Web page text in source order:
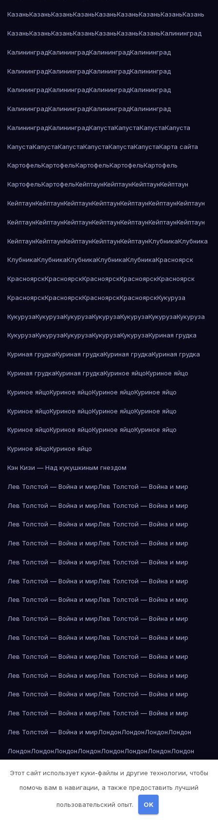
КазаньКазаньКазаньКазаньКазаньКазаньКазаньКазаньКазань
КазаньКазаньКазаньКазаньКазаньКазаньКазаньКалининград
КалининградКалининградКалининградКалининград
КалининградКалининградКалининградКалининград
КалининградКалининградКалининградКалининград
КалининградКалининградКалининградКалининград
КалининградКалининградКапустаКапустаКапустаКапуста
КапустаКапустаКапустаКапустаКапустаКапустаКарта сайта
КартофельКартофельКартофельКартофельКартофель
КартофельКартофельКейптаунКейптаунКейптаунКейптаун
КейптаунКейптаунКейптаунКейптаунКейптаунКейптаунКейптаун
КейптаунКейптаунКейптаунКейптаунКейптаунКейптаунКейптаун
КейптаунКейптаунКейптаунКейптаунКейптаунКлубникаКлубника
КлубникаКлубникаКлубникаКлубникаКлубникаКрасноярск
КрасноярскКрасноярскКрасноярскКрасноярскКрасноярск
КрасноярскКрасноярскКрасноярскКрасноярскКукуруза
КукурузаКукурузаКукурузаКукурузаКукурузаКукурузаКукуруза
КукурузаКукурузаКукурузаКукурузаКукурузаКуриная грудка
Куриная грудкаКуриная грудкаКуриная грудкаКуриная грудка
Куриная грудкаКуриная грудкаКуриное яйцоКуриное яйцо
Куриное яйцоКуриное яйцоКуриное яйцоКуриное яйцо
Куриное яйцоКуриное яйцоКуриное яйцоКуриное яйцо
Куриное яйцоКуриное яйцоКуриное яйцоКуриное яйцо
Куриное яйцоКуриное яйцо
Кэн Кизи — Над кукушкиным гнездом
Лев Толстой — Война и мирЛев Толстой — Война и мир
Лев Толстой — Война и мирЛев Толстой — Война и мир
Лев Толстой — Война и мирЛев Толстой — Война и мир
Лев Толстой — Война и мирЛев Толстой — Война и мир
Лев Толстой — Война и мирЛев Толстой — Война и мир
Лев Толстой — Война и мирЛев Толстой — Война и мир
Лев Толстой — Война и мирЛев Толстой — Война и мир
Лев Толстой — Война и мирЛев Толстой — Война и мир
Лев Толстой — Война и мирЛев Толстой — Война и мир
Лев Толстой — Война и мирЛев Толстой — Война и мир
Лев Толстой — Война и мирЛев Толстой — Война и мир
Лев Толстой — Война и мирЛев Толстой — Война и мир
Лев Толстой — Война и мирЛев Толстой — Война и мир
Лев Толстой — Война и мирЛондонЛондонЛондонЛондон
ЛондонЛондонЛондонЛондонЛондонЛондонЛондонЛондон
Лондон Лондон Лос-Анджелес Лос-Анджелес
Лос-АнджелесЛос-АнджелесЛос-АнджелесЛос-Анджелес
Лос-АнджелесЛос-АнджелесЛос-Анджелес
Этот сайт использует куки-файлы и другие технологии, чтобы
помочь вам в навигации, а также предоставить лучший
пользовательский опыт. OK